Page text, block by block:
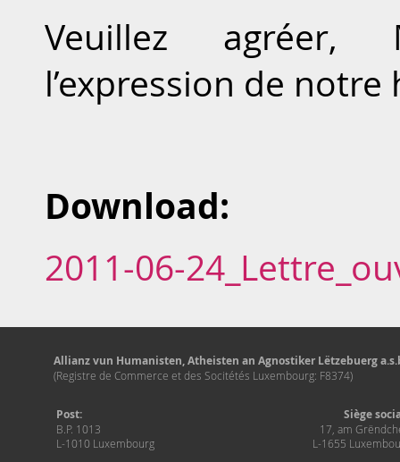
Veuillez agréer,
l’expression de
Download:
2011-06-
Allianz vun Humanisten, Atheisten an Agnostiker Lëtzebuerg
(Registre de Commerce et des Socitétés Luxembourg: F8374)
Post:
B.P. 1013
L-1010 Luxembourg
Siège
17, am
L-1655